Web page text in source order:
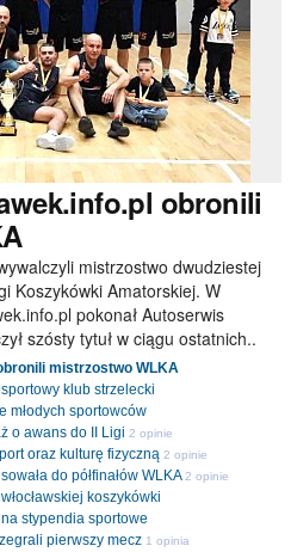
obronili
mistrzostwo dwudziestej
Koszykówki Amatorskiej. W
pokonał Autoserwis
szósty tytuł w ciągu ostatnich..
mistrzostwo WLKA
klub strzelecki
młodych sportowców
o awans do II Ligi 2 opinie
oraz kulturę fizyczną 2 opinie
do półfinałów WLKA 2 opinie
koszykówki
stypendia sportowe
pierwszy mecz 1 opinia